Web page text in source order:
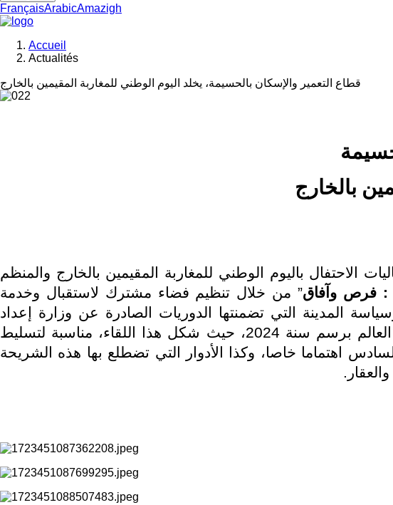
FrançaisArabicAmazigh
Fil
d'Ariane
Accueil
Actualités
قطاع التعمير والإسكان بالحسيمة، يخلد اليوم الوطني للمغاربة المقيمين بالخارج
Image
بالخارج
باليوم الوطني للمغاربة المقيمين بالخارج والمنظم
: فرص وآفاق” من خلال تنظيم فضاء مشترك لاستقبال وخدمة
المدينة التي تضمنتها الدوريات الصادرة عن وزارة إعداد
التراب الوطني والتعمير والإسكان وسياسة المدينة المتعلقة بمواكبة المقام الصيفي لمغاربة العالم برسم سنة 2024، حيث شكل هذا اللقاء، مناسبة لتسليط
اهتماما خاصا، وكذا الأدوار التي تضطلع بها هذه الشريحة